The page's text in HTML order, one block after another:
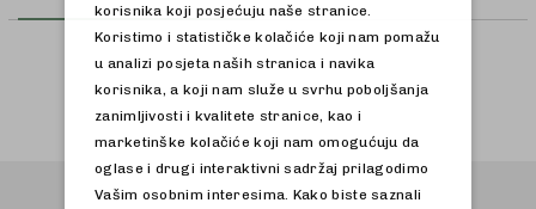
korisnika koji posjećuju naše stranice.
Koristimo i statističke kolačiće koji nam pomažu
u analizi posjeta naših stranica i navika
korisnika, a koji nam služe u svrhu poboljšanja
zanimljivosti i kvalitete stranice, kao i
marketinške kolačiće koji nam omogućuju da
oglase i drugi interaktivni sadržaj prilagodimo
Vašim osobnim interesima. Kako biste saznali